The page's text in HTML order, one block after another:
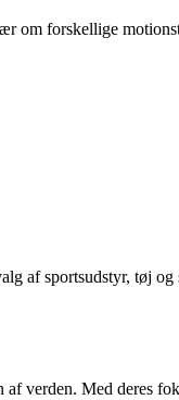
om forskellige
af sportsudstyr, tøj
verden. Med deres